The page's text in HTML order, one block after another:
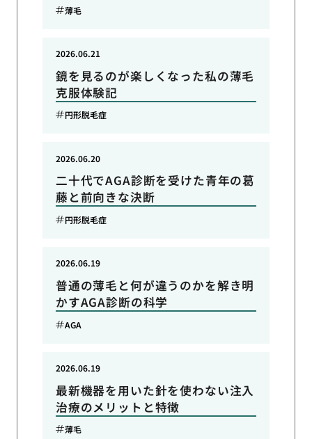
薄毛
鏡を見るのが楽しくなった私の薄毛
克服体験記
2026.06.21
円形脱毛症
二十代でAGA診断を受けた青年の葛
藤と前向きな決断
2026.06.20
円形脱毛症
普通の薄毛と何が違うのかを解き明
かすAGA診断の科学
2026.06.19
AGA
最新機器を用いた針を使わない注入
治療のメリットと特徴
2026.06.19
薄毛